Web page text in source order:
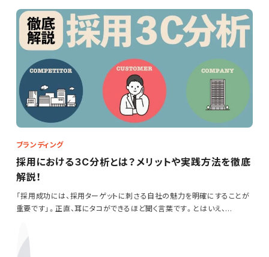
ブランディング
採用における３C分析とは？メリットや実践方法を徹底
解説！
「採用成功には、採用ターゲットに刺さる自社の魅力を明確にすることが
重要です」。正直、耳にタコができるほど聞く言葉です。とはいえ、…